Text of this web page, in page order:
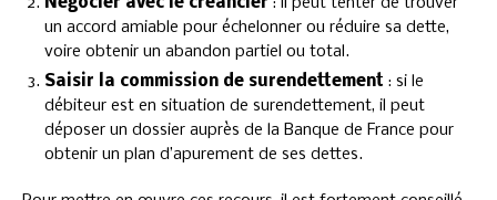
un accord amiable pour échelonner ou réduire sa dette,
voire obtenir un abandon partiel ou total.
Saisir la commission de surendettement : si le
débiteur est en situation de surendettement, il peut
déposer un dossier auprès de la Banque de France pour
obtenir un plan d’apurement de ses dettes.